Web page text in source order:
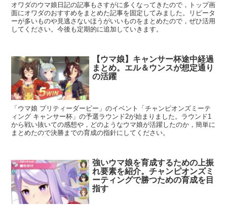
オワダのウマ娘日記の記事もさすがに多くなってきたので，トップ画
面にオワダのおすすめをまとめた記事を固定してみました。リピータ
ーが多いものや見逃さないほうがいいものをまとめたので，ぜひ活用
してください。今後も定期的に追加していきます。
【ウマ娘】キャンサー杯途中経過
まとめ。エル＆ウンスが想定通り
の活躍
「ウマ娘 プリティーダービー」のイベント「チャンピオンズミーテ
ィング キャンサー杯」の予選ラウンド2が始まりました。ラウンド1
から戦い抜いての感想や，どのようなウマ娘が活躍したのか，簡単に
まとめたので決勝までの育成の指針にしてください。
強いウマ娘を育成するための上振
れ要素を紹介。チャンピオンズミ
ーティングで勝つための育成を目
指す